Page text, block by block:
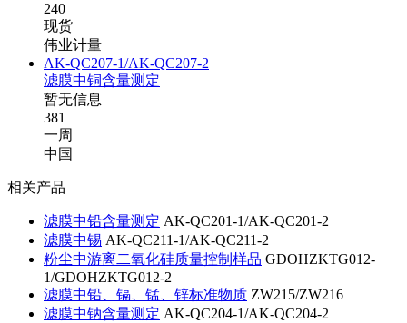
240
现货
伟业计量
AK-QC207-1/AK-QC207-2
滤膜中铜含量测定
暂无信息
381
一周
中国
相关产品
滤膜中铅含量测定 AK-QC201-1/AK-QC201-2
滤膜中锡 AK-QC211-1/AK-QC211-2
粉尘中游离二氧化硅质量控制样品 GDOHZKTG012-
1/GDOHZKTG012-2
滤膜中铅、镉、锰、锌标准物质 ZW215/ZW216
滤膜中钠含量测定 AK-QC204-1/AK-QC204-2